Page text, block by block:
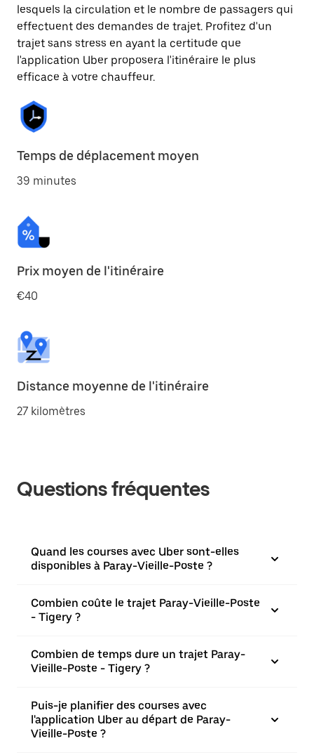
lesquels la circulation et le nombre de passagers qui
effectuent des demandes de trajet. Profitez d'un
trajet sans stress en ayant la certitude que
l'application Uber proposera l'itinéraire le plus
efficace à votre chauffeur.
Temps de déplacement moyen
39 minutes
Prix moyen de l'itinéraire
€40
Distance moyenne de l'itinéraire
27 kilomètres
Questions fréquentes
Quand les courses avec Uber sont-elles
disponibles à Paray-Vieille-Poste ?
Combien coûte le trajet Paray-Vieille-Poste
- Tigery ?
Combien de temps dure un trajet Paray-
Vieille-Poste - Tigery ?
Puis-je planifier des courses avec
l'application Uber au départ de Paray-
Vieille-Poste ?